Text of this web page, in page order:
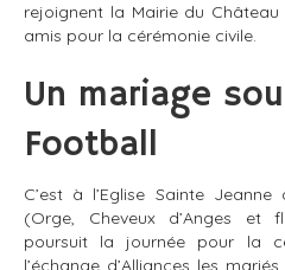
rejoignent la Mairie du
amis pour la cérémonie civile.
Un mariage
Football
C’est à l’Eglise Sainte
(Orge, Cheveux d’Anges et
poursuit la journée pour la
l’échange d’Alliances les